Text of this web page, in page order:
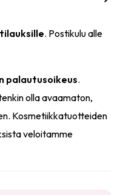
. Postikulu alle
palautusoikeus.
olla avaamaton,
Kosmetiikkatuotteiden
veloitamme